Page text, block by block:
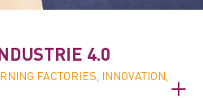
4.0
FACTORIES, INNOVATION,